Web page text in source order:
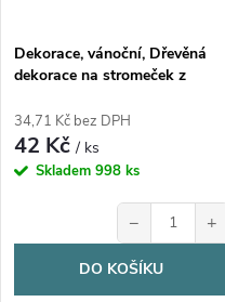
Dekorace, vánoční, Dřevěná
dekorace na stromeček z
1ks
34,71 Kč bez DPH
42 Kč/ ks
Skladem 998 ks
− +
DO KOŠÍKU